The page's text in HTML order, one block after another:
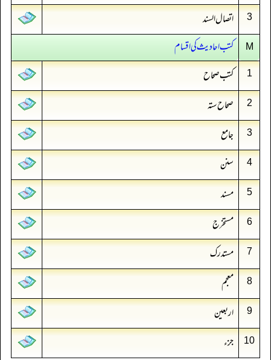
3 اتصال السند
M کتب احادیث کی اقسام
1 کتب صحاح
2 صحاح ستہ
3 جامع
4 سنن
5 مسند
6 مستخرج
7 مستدرک
8 معجم
9 اربعین
10 جزء